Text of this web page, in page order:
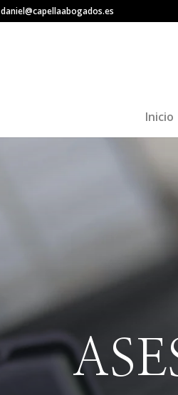
daniel@capellaabogados.es
Inicio